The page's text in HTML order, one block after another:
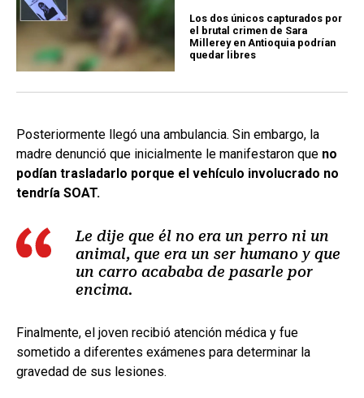
Los dos únicos capturados por
el brutal crimen de Sara
Millerey en Antioquia podrían
quedar libres
Posteriormente llegó una ambulancia. Sin embargo, la
madre denunció que inicialmente le manifestaron que no
podían trasladarlo porque el vehículo involucrado no
tendría SOAT.
Le dije que él no era un perro ni un
animal, que era un ser humano y que
un carro acababa de pasarle por
encima.
Finalmente, el joven recibió atención médica y fue
sometido a diferentes exámenes para determinar la
gravedad de sus lesiones.